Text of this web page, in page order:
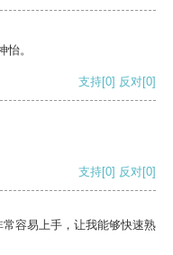
。
支持[0] 反对[0]
支持[0] 反对[0]
容易上手，让我能够快速熟